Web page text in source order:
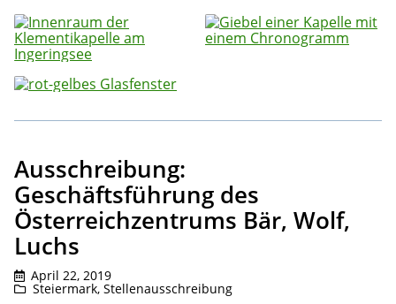
Ausschreibung:
Geschäftsführung des
Österreichzentrums Bär, Wolf,
Luchs
April 22, 2019
Steiermark, Stellenausschreibung